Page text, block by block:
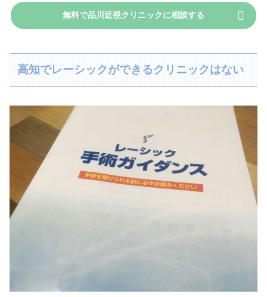
無料で品川近視クリニックに相談する
高知でレーシックができるクリニックはない